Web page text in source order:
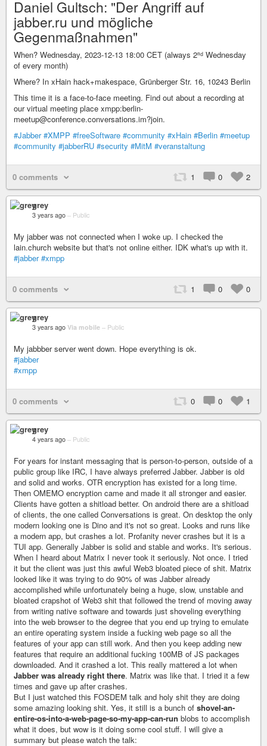
Daniel Gultsch: "Der Angriff auf
jabber.ru und mögliche
Gegenmaßnahmen"
When? Wednesday, 2023-12-13 18:00 CET (always 2ⁿᵈ Wednesday
of every month)
Where? In xHain hack+makespace, Grünberger Str. 16, 10243 Berlin
This time it is a face-to-face meeting. Find out about a recording at
our virtual meeting place xmpp:berlin-
meetup@conference.conversations.im?join.
#Jabber #XMPP #freeSoftware #community #xHain #Berlin #meetup
#community #jabberRU #security #MitM #veranstaltung
0 comments 1 0 2
grey
3 years ago – Public
My jabber was not connected when I woke up. I checked the
lain.church website but that's not online either. IDK what's up with it.
#jabber #xmpp
0 comments 1 0 0
grey
3 years ago Via mobile – Public
My jabbber server went down. Hope everything is ok.
#jabber
#xmpp
0 comments 0 0 1
grey
4 years ago – Public
For years for instant messaging that is person-to-person, outside of a
public group like IRC, I have always preferred Jabber. Jabber is old
and solid and works. OTR encryption has existed for a long time.
Then OMEMO encryption came and made it all stronger and easier.
Clients have gotten a shitload better. On android there are a shitload
of clients, the one called Conversations is great. On desktop the only
modern looking one is Dino and it's not so great. Looks and runs like
a modern app, but crashes a lot. Profanity never crashes but it is a
TUI app. Generally Jabber is solid and stable and works. It's serious.
When I heard about Matrix I never took it seriously. Not once. I tried
it but the client was just this awful Web3 bloated piece of shit. Matrix
looked like it was trying to do 90% of was Jabber already
accomplished while unfortunately being a huge, slow, unstable and
bloated crapshot of Web3 shit that followed the trend of moving away
from writing native software and towards just shoveling everything
into the web browser to the degree that you end up trying to emulate
an entire operating system inside a fucking web page so all the
features of your app can still work. And then you keep adding new
features that require an additional fucking 100MB of JS packages
downloaded. And it crashed a lot. This really mattered a lot when
Jabber was already right there. Matrix was like that. I tried it a few
times and gave up after crashes.
But I just watched this FOSDEM talk and holy shit they are doing
some amazing looking shit. Yes, it still is a bunch of shovel-an-
entire-os-into-a-web-page-so-my-app-can-run blobs to accomplish
what it does, but wow is it doing some cool stuff. I will give a
summary but please watch the talk: